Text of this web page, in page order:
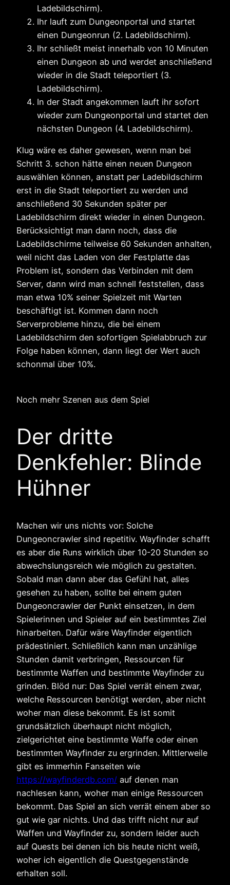
Ladebildschirm).
Ihr lauft zum Dungeonportal und startet
einen Dungeonrun (2. Ladebildschirm).
Ihr schließt meist innerhalb von 10 Minuten
einen Dungeon ab und werdet anschließend
wieder in die Stadt teleportiert (3.
Ladebildschirm).
In der Stadt angekommen lauft ihr sofort
wieder zum Dungeonportal und startet den
nächsten Dungeon (4. Ladebildschirm).
Klug wäre es daher gewesen, wenn man bei
Schritt 3. schon hätte einen neuen Dungeon
auswählen können, anstatt per Ladebildschirm
erst in die Stadt teleportiert zu werden und
anschließend 30 Sekunden später per
Ladebildschirm direkt wieder in einen Dungeon.
Berücksichtigt man dann noch, dass die
Ladebildschirme teilweise 60 Sekunden anhalten,
weil nicht das Laden von der Festplatte das
Problem ist, sondern das Verbinden mit dem
Server, dann wird man schnell feststellen, dass
man etwa 10% seiner Spielzeit mit Warten
beschäftigt ist. Kommen dann noch
Serverprobleme hinzu, die bei einem
Ladebildschirm den sofortigen Spielabbruch zur
Folge haben können, dann liegt der Wert auch
schonmal über 10%.
Noch mehr Szenen aus dem Spiel
Der dritte
Denkfehler: Blinde
Hühner
Machen wir uns nichts vor: Solche
Dungeoncrawler sind repetitiv. Wayfinder schafft
es aber die Runs wirklich über 10-20 Stunden so
abwechslungsreich wie möglich zu gestalten.
Sobald man dann aber das Gefühl hat, alles
gesehen zu haben, sollte bei einem guten
Dungeoncrawler der Punkt einsetzen, in dem
Spielerinnen und Spieler auf ein bestimmtes Ziel
hinarbeiten. Dafür wäre Wayfinder eigentlich
prädestiniert. Schließlich kann man unzählige
Stunden damit verbringen, Ressourcen für
bestimmte Waffen und bestimmte Wayfinder zu
grinden. Blöd nur: Das Spiel verrät einem zwar,
welche Ressourcen benötigt werden, aber nicht
woher man diese bekommt. Es ist somit
grundsätzlich überhaupt nicht möglich,
zielgerichtet eine bestimmte Waffe oder einen
bestimmten Wayfinder zu ergrinden. Mittlerweile
gibt es immerhin Fanseiten wie
https://wayfinderdb.com/ auf denen man
nachlesen kann, woher man einige Ressourcen
bekommt. Das Spiel an sich verrät einem aber so
gut wie gar nichts. Und das trifft nicht nur auf
Waffen und Wayfinder zu, sondern leider auch
auf Quests bei denen ich bis heute nicht weiß,
woher ich eigentlich die Questgegenstände
erhalten soll.